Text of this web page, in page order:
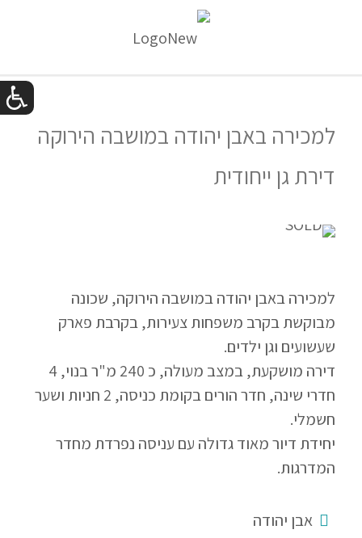
למכירה באבן יהודה במושבה הירוקה
דירת גן ייחודית
למכירה באבן יהודה במושבה הירוקה, שכונה
מבוקשת בקרב משפחות צעירות, בקרבת פארק
שעשועים וגן ילדים.
דירה מושקעת, במצב מעולה, כ 240 מ"ר בנוי, 4
חדרי שינה, חדר הורים בקומת כניסה, 2 חניות ושער
חשמלי.
יחידת דיור מאוד גדולה עם עניסה נפרדת מחדר
המדרגות.
אבן יהודה